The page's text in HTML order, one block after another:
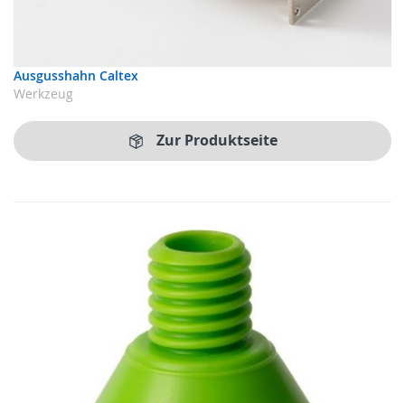
Ausgusshahn Caltex
Werkzeug
Zur Produktseite